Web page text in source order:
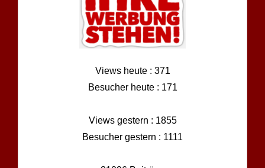
Views heute : 371
Besucher heute : 171
Views gestern : 1855
Besucher gestern : 1111